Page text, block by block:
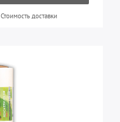
Стоимость доставки